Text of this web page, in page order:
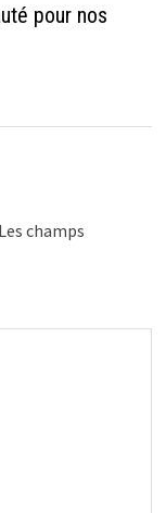
pour nos
Les champs